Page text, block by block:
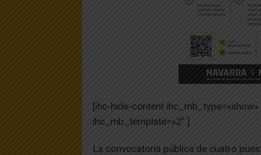
[ihc-hide-content ihc_mb_type=»show»
ihc_mb_template=»2″ ]
La convocatoria pública de cuatro